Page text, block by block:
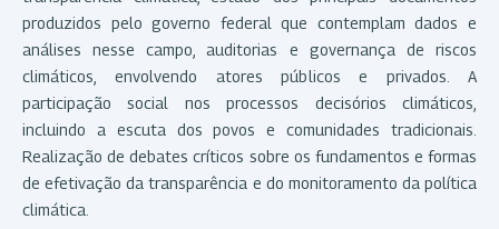
produzidos pelo governo federal que contemplam dados e
análises nesse campo, auditorias e governança de riscos
climáticos, envolvendo atores públicos e privados. A
participação social nos processos decisórios climáticos,
incluindo a escuta dos povos e comunidades tradicionais.
Realização de debates críticos sobre os fundamentos e formas
de efetivação da transparência e do monitoramento da política
climática.